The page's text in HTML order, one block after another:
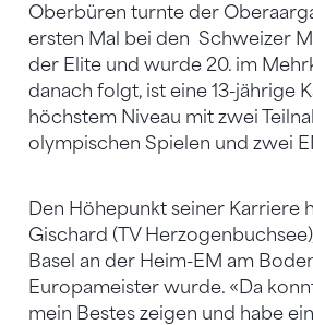
Oberbüren turnte der
ersten Mal bei den Schweizer
der Elite und wurde 20. im
danach folgt, ist eine 13-jährige
höchstem Niveau mit zwei
olympischen Spielen und zwei
Den Höhepunkt seiner Karriere
Gischard (TV
Basel an der Heim-EM am
Europameister wurde. «Da
mein Bestes zeigen und habe